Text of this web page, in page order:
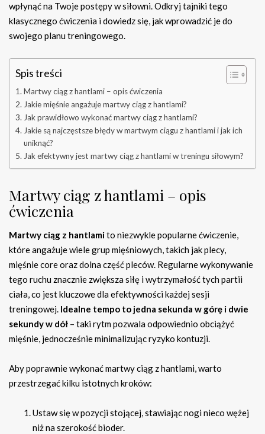
wpłynąć na Twoje postępy w siłowni. Odkryj tajniki tego
klasycznego ćwiczenia i dowiedz się, jak wprowadzić je do
swojego planu treningowego.
Spis treści
Martwy ciąg z hantlami – opis ćwiczenia
Jakie mięśnie angażuje martwy ciąg z hantlami?
Jak prawidłowo wykonać martwy ciąg z hantlami?
Jakie są najczęstsze błędy w martwym ciągu z hantlami i jak ich
uniknąć?
Jak efektywny jest martwy ciąg z hantlami w treningu siłowym?
Martwy ciąg z hantlami – opis
ćwiczenia
Martwy ciąg z hantlamito niezwykle popularne ćwiczenie,
które angażuje wiele grup mięśniowych, takich jak plecy,
mięśnie core oraz dolna część pleców. Regularne wykonywanie
tego ruchu znacznie zwiększa siłę i wytrzymałość tych partii
ciała, co jest kluczowe dla efektywności każdej sesji
treningowej. Idealne tempo to jedna sekunda w górę i dwie
sekundy w dół – taki rytm pozwala odpowiednio obciążyć
mięśnie, jednocześnie minimalizując ryzyko kontuzji.
Aby poprawnie wykonać martwy ciąg z hantlami, warto
przestrzegać kilku istotnych kroków:
Ustaw się w pozycji stojącej, stawiając nogi nieco wężej
niż na szerokość bioder.